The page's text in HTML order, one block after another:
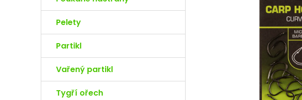
í
l
Pelety
Partikl
Vařený partikl
Tygří ořech